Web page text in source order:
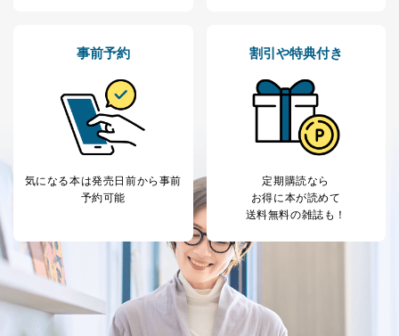
事前予約
気になる本は発売日前から事前
予約可能
割引や特典付き
定期購読なら
お得に本が読めて
送料無料の雑誌も！